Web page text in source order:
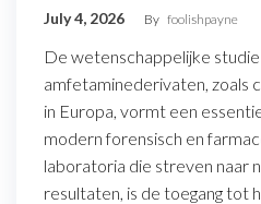
July 4, 2026 By foolishpayne
De wetenschappelijke
amfetaminederivaten, zoals
in Europa, vormt een
modern forensisch en
laboratoria die streven naar
resultaten, is de toegang tot